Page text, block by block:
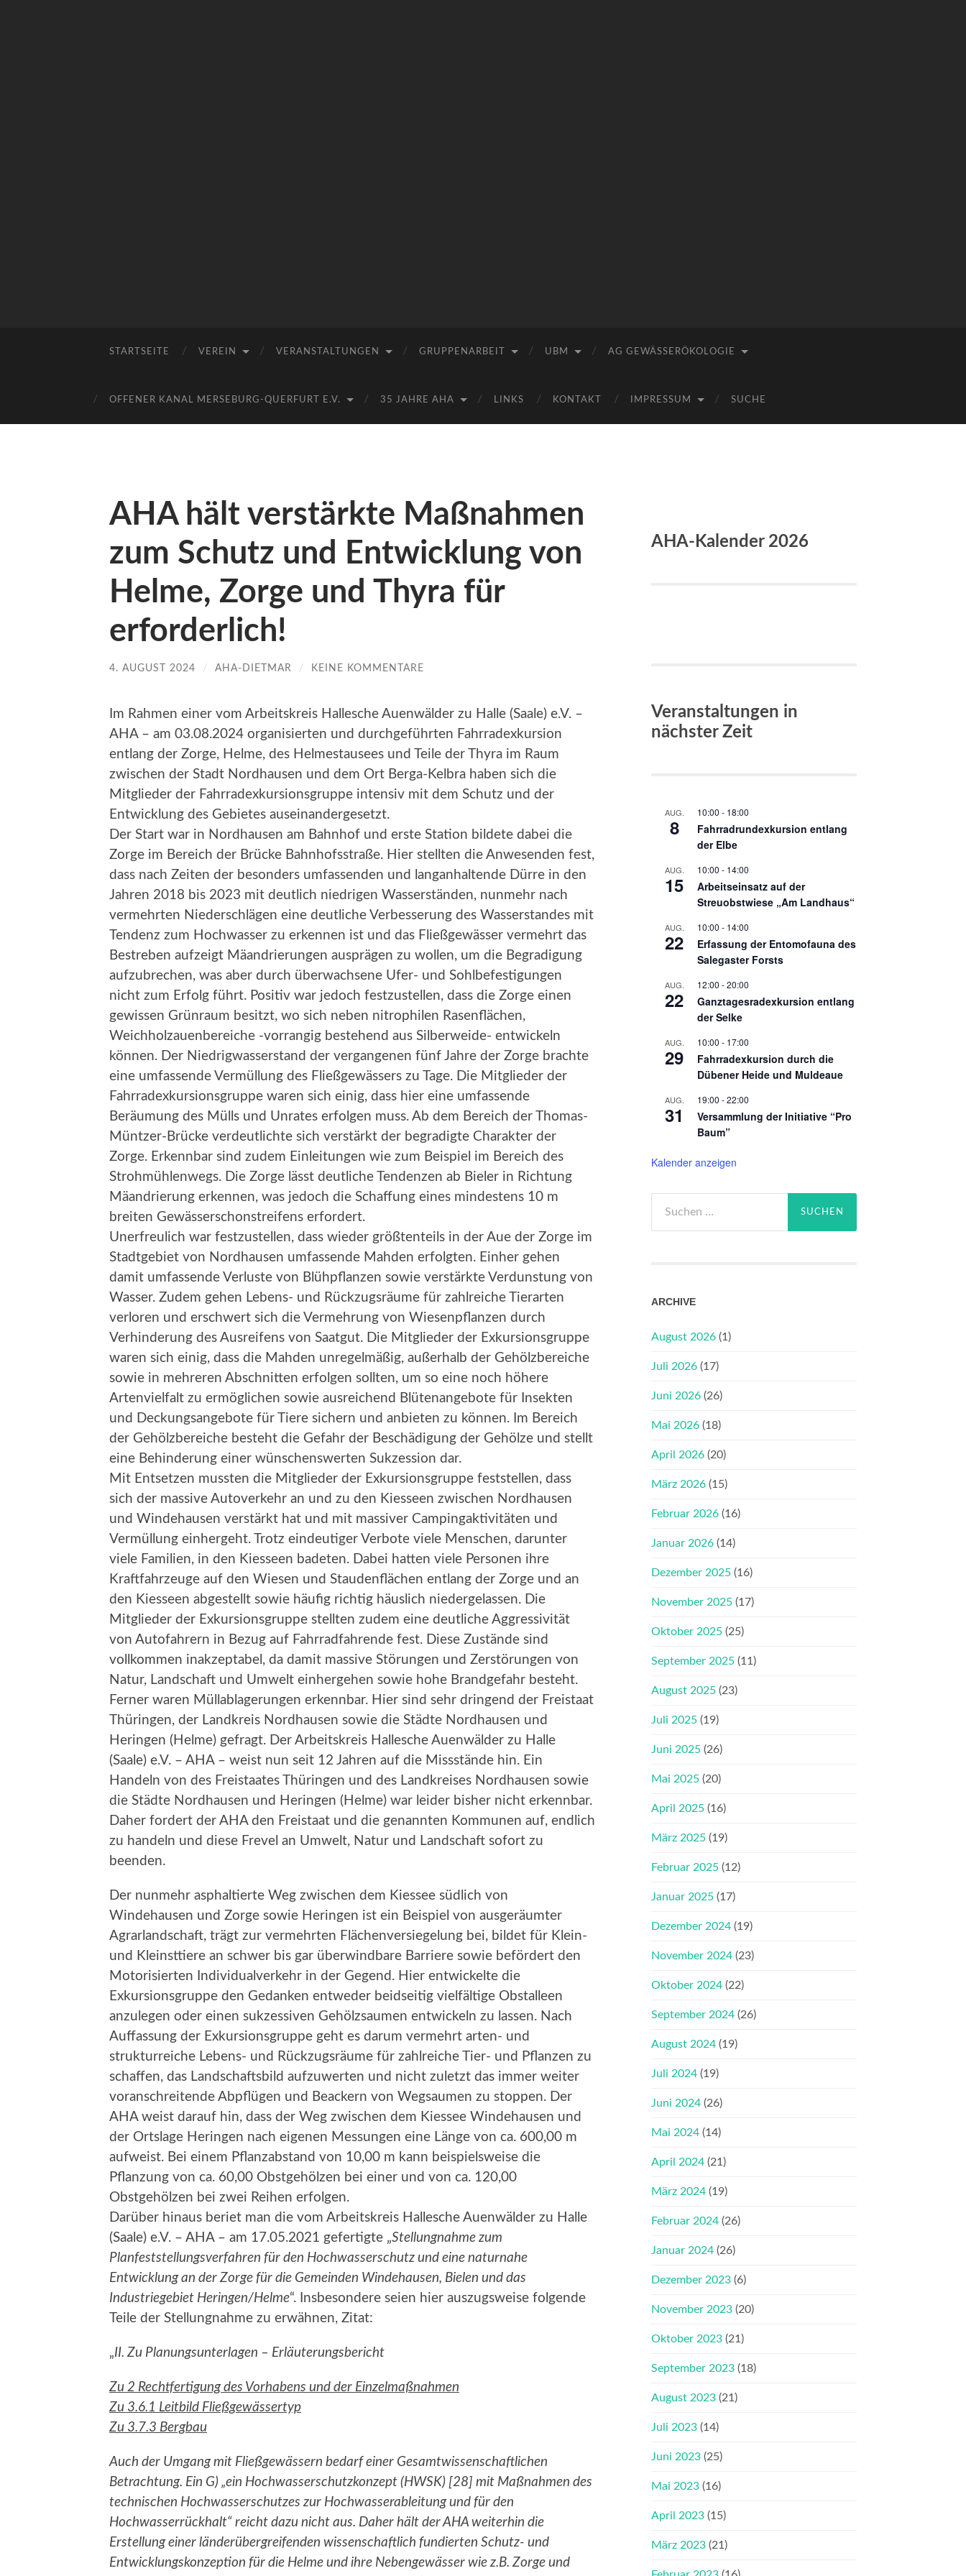
e.V.
STARTSEITE VEREIN VERANSTALTUNGEN GRUPPENARBEIT UBM AG GEWÄSSERÖKOLOGIE
OFFENER KANAL MERSEBURG-QUERFURT E.V. 35 JAHRE AHA LINKS KONTAKT IMPRESSUM SUCHE
AHA hält verstärkte Maßnahmen
zum Schutz und Entwicklung von
Helme, Zorge und Thyra für
erforderlich!
4. AUGUST 2024 / AHA-DIETMAR / KEINE KOMMENTARE
Im Rahmen einer vom Arbeitskreis Hallesche Auenwälder zu Halle (Saale) e.V. –
AHA – am 03.08.2024 organisierten und durchgeführten Fahrradexkursion
entlang der Zorge, Helme, des Helmestausees und Teile der Thyra im Raum
zwischen der Stadt Nordhausen und dem Ort Berga-Kelbra haben sich die
Mitglieder der Fahrradexkursionsgruppe intensiv mit dem Schutz und der
Entwicklung des Gebietes auseinandergesetzt.
Der Start war in Nordhausen am Bahnhof und erste Station bildete dabei die
Zorge im Bereich der Brücke Bahnhofsstraße. Hier stellten die Anwesenden fest,
dass nach Zeiten der besonders umfassenden und langanhaltende Dürre in den
Jahren 2018 bis 2023 mit deutlich niedrigen Wasserständen, nunmehr nach
vermehrten Niederschlägen eine deutliche Verbesserung des Wasserstandes mit
Tendenz zum Hochwasser zu erkennen ist und das Fließgewässer vermehrt das
Bestreben aufzeigt Mäandrierungen ausprägen zu wollen, um die Begradigung
aufzubrechen, was aber durch überwachsene Ufer- und Sohlbefestigungen
nicht zum Erfolg führt. Positiv war jedoch festzustellen, dass die Zorge einen
gewissen Grünraum besitzt, wo sich neben nitrophilen Rasenflächen,
Weichholzauenbereiche -vorrangig bestehend aus Silberweide- entwickeln
können. Der Niedrigwasserstand der vergangenen fünf Jahre der Zorge brachte
eine umfassende Vermüllung des Fließgewässers zu Tage. Die Mitglieder der
Fahrradexkursionsgruppe waren sich einig, dass hier eine umfassende
Beräumung des Mülls und Unrates erfolgen muss. Ab dem Bereich der Thomas-
Müntzer-Brücke verdeutlichte sich verstärkt der begradigte Charakter der
Zorge. Erkennbar sind zudem Einleitungen wie zum Beispiel im Bereich des
Strohmühlenwegs. Die Zorge lässt deutliche Tendenzen ab Bieler in Richtung
Mäandrierung erkennen, was jedoch die Schaffung eines mindestens 10 m
breiten Gewässerschonstreifens erfordert.
Unerfreulich war festzustellen, dass wieder größtenteils in der Aue der Zorge im
Stadtgebiet von Nordhausen umfassende Mahden erfolgten. Einher gehen
damit umfassende Verluste von Blühpflanzen sowie verstärkte Verdunstung von
Wasser. Zudem gehen Lebens- und Rückzugsräume für zahlreiche Tierarten
verloren und erschwert sich die Vermehrung von Wiesenpflanzen durch
Verhinderung des Ausreifens von Saatgut. Die Mitglieder der Exkursionsgruppe
waren sich einig, dass die Mahden unregelmäßig, außerhalb der Gehölzbereiche
sowie in mehreren Abschnitten erfolgen sollten, um so eine noch höhere
Artenvielfalt zu ermöglichen sowie ausreichend Blütenangebote für Insekten
und Deckungsangebote für Tiere sichern und anbieten zu können. Im Bereich
der Gehölzbereiche besteht die Gefahr der Beschädigung der Gehölze und stellt
eine Behinderung einer wünschenswerten Sukzession dar.
Mit Entsetzen mussten die Mitglieder der Exkursionsgruppe feststellen, dass
sich der massive Autoverkehr an und zu den Kiesseen zwischen Nordhausen
und Windehausen verstärkt hat und mit massiver Campingaktivitäten und
Vermüllung einhergeht. Trotz eindeutiger Verbote viele Menschen, darunter
viele Familien, in den Kiesseen badeten. Dabei hatten viele Personen ihre
Kraftfahrzeuge auf den Wiesen und Staudenflächen entlang der Zorge und an
den Kiesseen abgestellt sowie häufig richtig häuslich niedergelassen. Die
Mitglieder der Exkursionsgruppe stellten zudem eine deutliche Aggressivität
von Autofahrern in Bezug auf Fahrradfahrende fest. Diese Zustände sind
vollkommen inakzeptabel, da damit massive Störungen und Zerstörungen von
Natur, Landschaft und Umwelt einhergehen sowie hohe Brandgefahr besteht.
Ferner waren Müllablagerungen erkennbar. Hier sind sehr dringend der Freistaat
Thüringen, der Landkreis Nordhausen sowie die Städte Nordhausen und
Heringen (Helme) gefragt. Der Arbeitskreis Hallesche Auenwälder zu Halle
(Saale) e.V. – AHA – weist nun seit 12 Jahren auf die Missstände hin. Ein
Handeln von des Freistaates Thüringen und des Landkreises Nordhausen sowie
die Städte Nordhausen und Heringen (Helme) war leider bisher nicht erkennbar.
Daher fordert der AHA den Freistaat und die genannten Kommunen auf, endlich
zu handeln und diese Frevel an Umwelt, Natur und Landschaft sofort zu
beenden.
Der nunmehr asphaltierte Weg zwischen dem Kiessee südlich von
Windehausen und Zorge sowie Heringen ist ein Beispiel von ausgeräumter
Agrarlandschaft, trägt zur vermehrten Flächenversiegelung bei, bildet für Klein-
und Kleinsttiere an schwer bis gar überwindbare Barriere sowie befördert den
Motorisierten Individualverkehr in der Gegend. Hier entwickelte die
Exkursionsgruppe den Gedanken entweder beidseitig vielfältige Obstalleen
anzulegen oder einen sukzessiven Gehölzsaumen entwickeln zu lassen. Nach
Auffassung der Exkursionsgruppe geht es darum vermehrt arten- und
strukturreiche Lebens- und Rückzugsräume für zahlreiche Tier- und Pflanzen zu
schaffen, das Landschaftsbild aufzuwerten und nicht zuletzt das immer weiter
voranschreitende Abpflügen und Beackern von Wegsaumen zu stoppen. Der
AHA weist darauf hin, dass der Weg zwischen dem Kiessee Windehausen und
der Ortslage Heringen nach eigenen Messungen eine Länge von ca. 600,00 m
aufweist. Bei einem Pflanzabstand von 10,00 m kann beispielsweise die
Pflanzung von ca. 60,00 Obstgehölzen bei einer und von ca. 120,00
Obstgehölzen bei zwei Reihen erfolgen.
Darüber hinaus beriet man die vom Arbeitskreis Hallesche Auenwälder zu Halle
(Saale) e.V. – AHA – am 17.05.2021 gefertigte „Stellungnahme zum
Planfeststellungsverfahren für den Hochwasserschutz und eine naturnahe
Entwicklung an der Zorge für die Gemeinden Windehausen, Bielen und das
Industriegebiet Heringen/Helme“. Insbesondere seien hier auszugsweise folgende
Teile der Stellungnahme zu erwähnen, Zitat:
„II. Zu Planungsunterlagen – Erläuterungsbericht
Zu 2 Rechtfertigung des Vorhabens und der Einzelmaßnahmen
Zu 3.6.1 Leitbild Fließgewässertyp
Zu 3.7.3 Bergbau
Auch der Umgang mit Fließgewässern bedarf einer Gesamtwissenschaftlichen
Betrachtung. Ein G) „ein Hochwasserschutzkonzept (HWSK) [28] mit Maßnahmen des
technischen Hochwasserschutzes zur Hochwasserableitung und für den
Hochwasserrückhalt“ reicht dazu nicht aus. Daher hält der AHA weiterhin die
Erstellung einer länderübergreifenden wissenschaftlich fundierten Schutz- und
Entwicklungskonzeption für die Helme und ihre Nebengewässer wie z.B. Zorge und
AHA-Kalender 2026
Veranstaltungen in
nächster Zeit
AUG.
8
10:00 - 18:00
Fahrradrundexkursion entlang
der Elbe
AUG.
15
10:00 - 14:00
Arbeitseinsatz auf der
Streuobstwiese „Am Landhaus“
AUG.
22
10:00 - 14:00
Erfassung der Entomofauna des
Salegaster Forsts
AUG.
22
12:00 -20:00
Ganztagesradexkursion entlang
der Selke
AUG.
29
10:00 - 17:00
Fahrradexkursion durch die
Dübener Heide und Muldeaue
AUG.
31
19:00 -22:00
Versammlung der Initiative “Pro
Baum”
Kalender anzeigen
nach:
ARCHIVE
August 2026 (1)
Juli 2026 (17)
Juni 2026 (26)
Mai 2026 (18)
April 2026 (20)
März 2026 (15)
Februar 2026 (16)
Januar 2026 (14)
Dezember 2025 (16)
November 2025 (17)
Oktober 2025 (25)
September 2025 (11)
August 2025 (23)
Juli 2025 (19)
Juni 2025 (26)
Mai 2025 (20)
April 2025 (16)
März 2025 (19)
Februar 2025 (12)
Januar 2025 (17)
Dezember 2024 (19)
November 2024 (23)
Oktober 2024 (22)
September 2024 (26)
August 2024 (19)
Juli 2024 (19)
Juni 2024 (26)
Mai 2024 (14)
April 2024 (21)
März 2024 (19)
Februar 2024 (26)
Januar 2024 (26)
Dezember 2023 (6)
November 2023 (20)
Oktober 2023 (21)
September 2023 (18)
August 2023 (21)
Juli 2023 (14)
Juni 2023 (25)
Mai 2023 (16)
April 2023 (15)
März 2023 (21)